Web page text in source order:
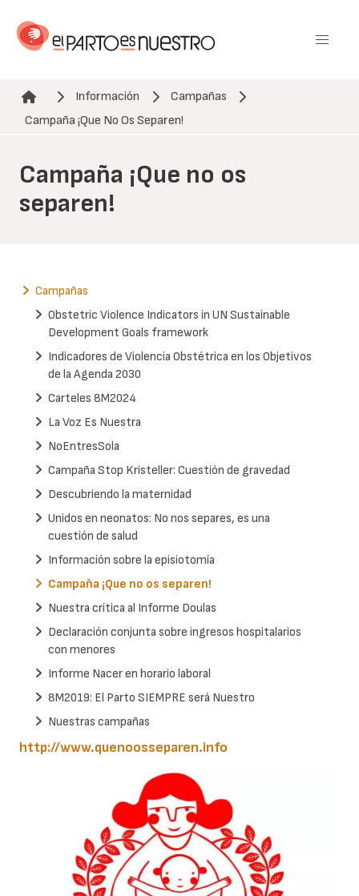
contenido
Ruta de navegación
Información
Campañas
Campaña ¡Que No Os Separen!
Campaña ¡Que no os
separen!
http://www.quenoosseparen.info
Campañas
Obstetric Violence Indicators in UN Sustainable
Development Goals framework
Indicadores de Violencia Obstétrica en los Objetivos
de la Agenda 2030
Carteles 8M2024
La Voz Es Nuestra
NoEntresSola
Campaña Stop Kristeller: Cuestión de gravedad
Descubriendo la maternidad
Unidos en neonatos: No nos separes, es una
cuestión de salud
Información sobre la episiotomía
Campaña ¡Que no os separen!
Nuestra crítica al Informe Doulas
Declaración conjunta sobre ingresos hospitalarios
con menores
Informe Nacer en horario laboral
8M2019: El Parto SIEMPRE será Nuestro
Nuestras campañas